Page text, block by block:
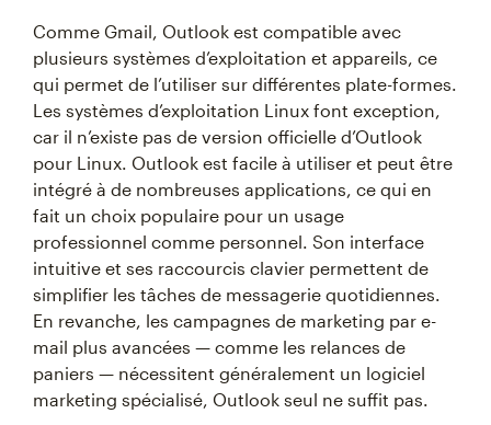
Comme Gmail, Outlook est compatible avec
plusieurs systèmes d’exploitation et appareils, ce
qui permet de l’utiliser sur différentes plate-formes.
Les systèmes d’exploitation Linux font exception,
car il n’existe pas de version officielle d’Outlook
pour Linux. Outlook est facile à utiliser et peut être
intégré à de nombreuses applications, ce qui en
fait un choix populaire pour un usage
professionnel comme personnel. Son interface
intuitive et ses raccourcis clavier permettent de
simplifier les tâches de messagerie quotidiennes.
En revanche, les campagnes de marketing par e-
mail plus avancées — comme les relances de
paniers — nécessitent généralement un logiciel
marketing spécialisé, Outlook seul ne suffit pas.